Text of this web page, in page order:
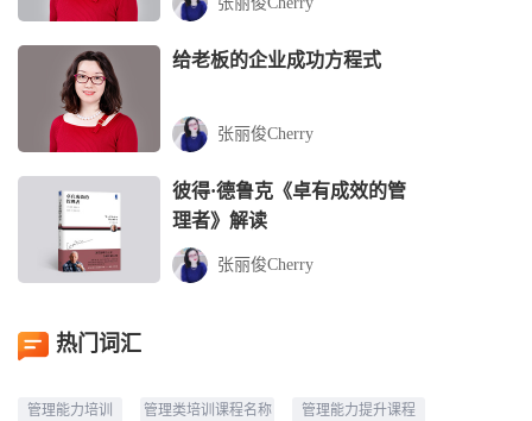
给老板的企业成功方程式
张丽俊Cherry
彼得·德鲁克《卓有成效的管
理者》解读
张丽俊Cherry
热门词汇
管理能力培训 管理类培训课程名称 管理能力提升课程